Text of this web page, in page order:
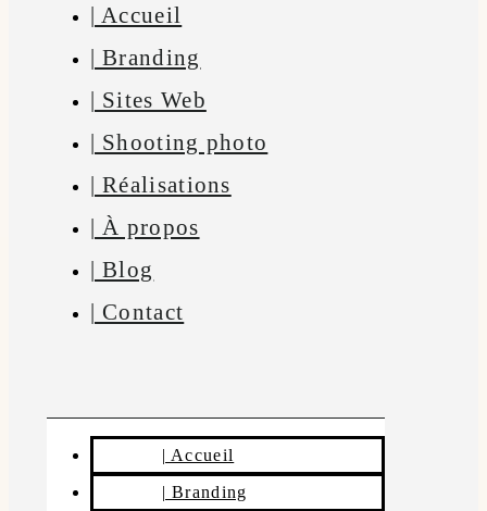
| Accueil
| Branding
| Sites Web
| Shooting photo
| Réalisations
| À propos
| Blog
| Contact
| Accueil
| Branding